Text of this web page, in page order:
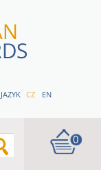
JAZYK CZ EN
0